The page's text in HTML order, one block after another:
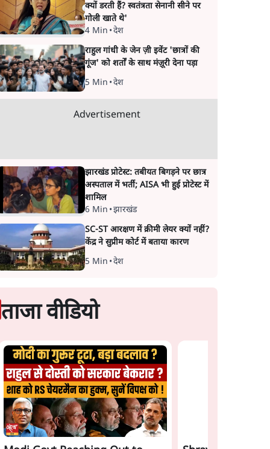
क्यों डरती हैं? स्वतंत्रता सेनानी सीने पर
गोली खाते थे'
4 Min •देश
राहुल गांधी के जेन ज़ी इवेंट 'छात्रों की
गूंज' को शर्तों के साथ मंज़ूरी देना पड़ा
5 Min •देश
Advertisement
झारखंड प्रोटेस्ट: तबीयत बिगड़ने पर छात्र
अस्पताल में भर्ती; AISA भी हुई प्रोटेस्ट में
शामिल
6 Min •झारखंड
SC-ST आरक्षण में क्रीमी लेयर क्यों नहीं?
केंद्र ने सुप्रीम कोर्ट में बताया कारण
5 Min •देश
ताजा वीडियो